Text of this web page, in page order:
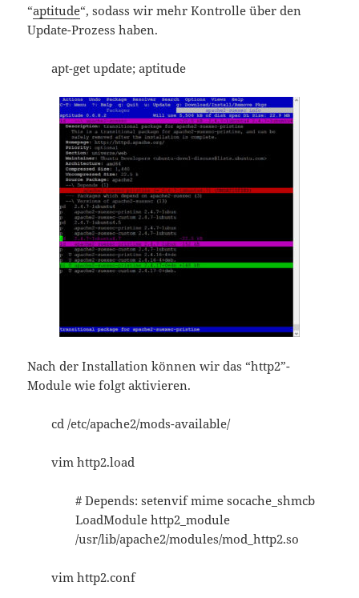
“aptitude“, sodass wir mehr Kontrolle über den
Update-Prozess haben.
apt-get update; aptitude
Nach der Installation können wir das “http2”-
Module wie folgt aktivieren.
cd /etc/apache2/mods-available/
vim http2.load
# Depends: setenvif mime socache_shmcb
LoadModule http2_module
/usr/lib/apache2/modules/mod_http2.so
vim http2.conf